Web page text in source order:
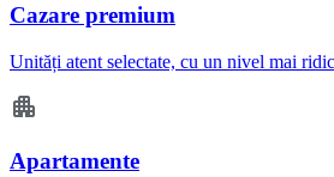
Cazare premium
Unități atent selectate, cu un nivel mai
Apartamente